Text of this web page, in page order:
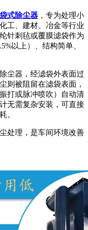
袋式除尘器 ，专为处理小
工、建材、冶金等行业
针刺毡或覆膜滤袋作为
以上）、结构简单、
尘器，经滤袋外表面过
则被阻留在滤袋表面，
打或脉冲喷吹）自动清
无需复杂安装，可直接
。
处理，是车间环境改善